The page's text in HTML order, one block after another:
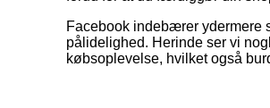
Facebook indebærer ydermere
pålidelighed. Herinde ser vi
købsoplevelse, hvilket også